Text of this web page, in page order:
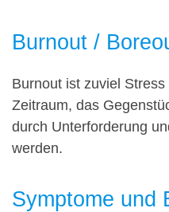
Burnout /
Burnout ist zuviel
Zeitraum, das
durch Unterforderung
werden.
Symptome und